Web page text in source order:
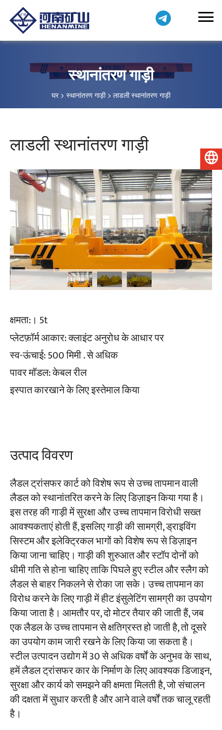
ब्लॉग
समाचार
अनुप्रयोग
हमारे बारे में
संपर्क करें
स्थानांतरण गाड़ी
घर स्थानांतरण गाड़ी लाडली स्थानांतरण गाड़ी
लाडली स्थानांतरण गाड़ी
क्षमता:। 5t
प्लेटफ़ॉर्म आकार: क्लाइंट अनुरोध के आधार पर
स्व-ऊंचाई: 500 मिमी . से अधिक
पावर मॉडल: केबल रील
इस्पात कारखाने के लिए इस्तेमाल किया
उत्पाद विवरण
लैडल ट्रांसफर कार्ट को विशेष रूप से उच्च तापमान वाली
लैडल को स्थानांतरित करने के लिए डिज़ाइन किया गया है।
इस तरह की गाड़ी में सुरक्षा और उच्च तापमान विरोधी सख्त
आवश्यकताएं होती हैं, इसलिए गाड़ी की सामग्री, ड्राइविंग
सिस्टम और इलेक्ट्रिकल भागों को विशेष रूप से डिज़ाइन
किया जाना चाहिए। गाड़ी की शुरुआत और स्टॉप दोनों को
धीमी गति से होना चाहिए ताकि पिघले हुए स्टील और स्लैग को
लैडल से बाहर निकलने से रोका जा सके। उच्च तापमान का
विरोध करने के लिए गाड़ी में हीट इंसुलेटिंग सामग्री का उपयोग
किया जाता है। आमतौर पर, दो मोटर तैयार की जाती हैं, जब
एक लैडल के उच्च तापमान से क्षतिग्रस्त हो जाती है, तो दूसरे
का उपयोग काम जारी रखने के लिए किया जा सकता है।
स्टील उत्पादन उद्योग में 30 से अधिक वर्षों के अनुभव के साथ,
हमें लैडल ट्रांसफर कार के निर्माण के लिए आवश्यक डिजाइन,
सुरक्षा और कार्य को समझने की क्षमता मिलती है, जो संचालन
की दक्षता में सुधार करती है और आने वाले वर्षों तक चालू रहती
है।
हिन्दी